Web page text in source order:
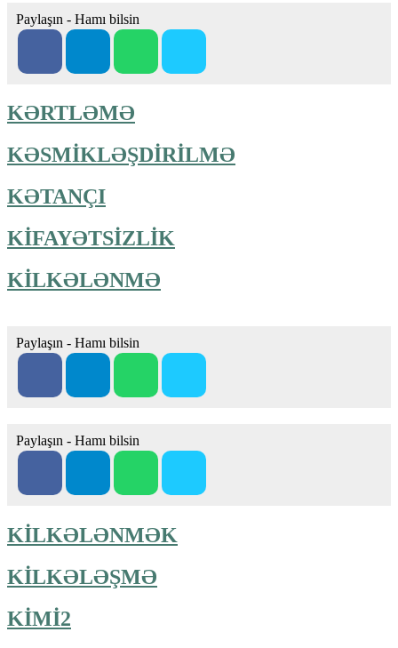
Paylaşın - Hamı bilsin
KƏRTLƏMƏ
KƏSMİKLƏŞDİRİLMƏ
KƏTANÇI
KİFAYƏTSİZLİK
KİLKƏLƏNMƏ
Paylaşın - Hamı bilsin
Paylaşın - Hamı bilsin
KİLKƏLƏNMƏK
KİLKƏLƏŞMƏ
KİMİ2